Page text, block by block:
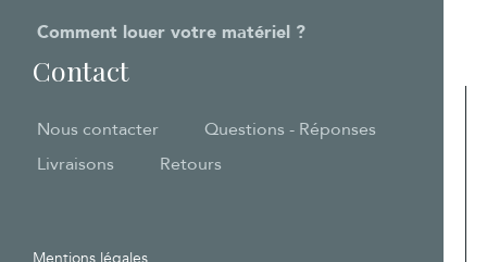
Comment louer votre matériel ?
Contact
Nous contacter
Questions - Réponses
Livraisons
Retours